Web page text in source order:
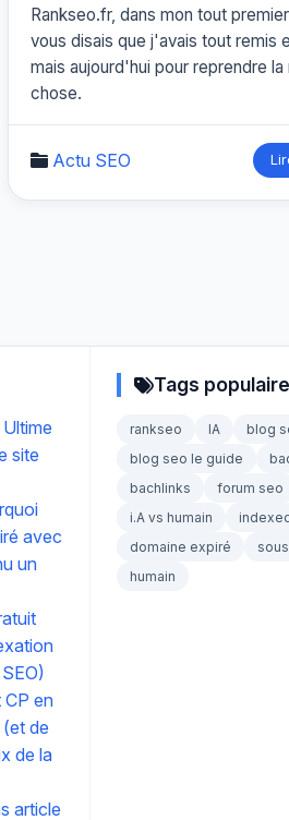
Rankseo.fr, dans mon tout
vous disais que j'avais tout remis
mais aujourd'hui pour reprendre
chose.
Actu SEO
site
avec
un
CP en
de
de la
article
Tags
rankseo IA
blog
blog seo le guide
bachlinks
forum seo
i.A vs humain
domaine expiré
humain